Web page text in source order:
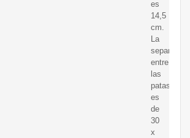
es
14,5
cm.
La
separación
entre
las
patas
es
de
30
x